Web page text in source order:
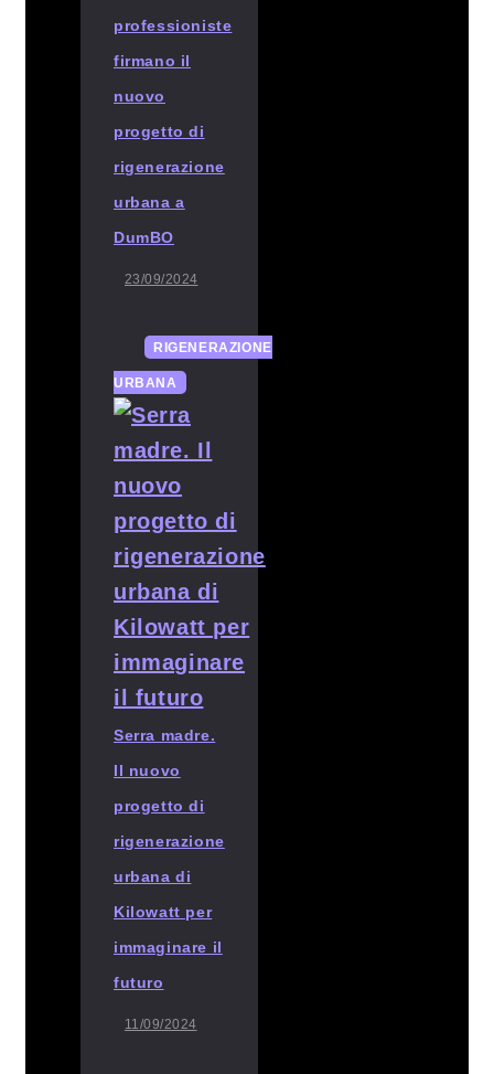
professioniste
firmano il
nuovo
progetto di
rigenerazione
urbana a
DumBO
23/09/2024
RIGENERAZIONE
URBANA
Serra madre.
Il nuovo
progetto di
rigenerazione
urbana di
Kilowatt per
immaginare il
futuro
11/09/2024